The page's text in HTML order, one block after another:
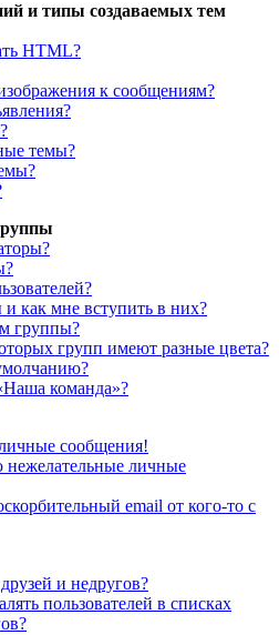
и типы создаваемых тем
HTML?
к сообщениям?
темы?
и как мне вступить в них?
группы?
групп имеют разные цвета?
команда»?
сообщения!
нежелательные личные
email от кого-то с
и недругов?
пользователей в списках